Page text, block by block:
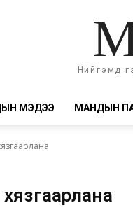
Нийгэмд
МЭДЭЭ МАНДЫН